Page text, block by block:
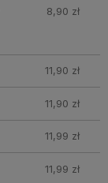
8,90 zł
11,90 zł
11,90 zł
11,99 zł
11,99 zł